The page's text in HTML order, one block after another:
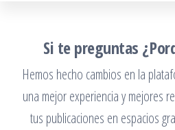
Si te preguntas
Hemos hecho cambios en la
una mejor experiencia y mejores
tus publicaciones en espacios